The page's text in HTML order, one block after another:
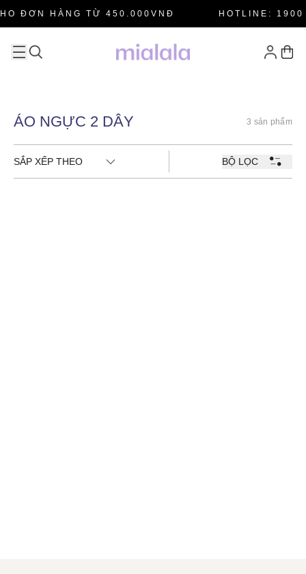
ĐƠN HÀNG TỪ 450.000VNĐ HOTLINE: 1900
ÁO NGỰC 2 DÂY 3 sản phẩm
SẮP XẾP THEO BỘ LỌC